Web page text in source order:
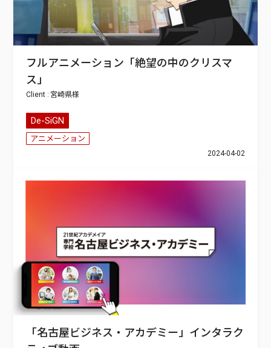
フルアニメーション「絶望の中のクリスマ
ス」
宮崎県
De-SiGN
アニメーション
2024-04-02
「名古屋ビジネス・アカデミー」インタラク